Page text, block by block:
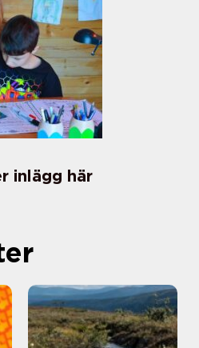
inlägg här